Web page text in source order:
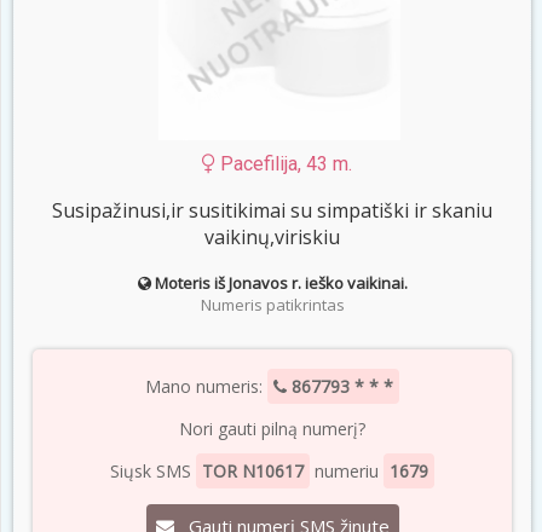
Pacefilija, 43 m.
Susipažinusi,ir susitikimai su simpatiški ir skaniu
vaikinų,viriskiu
Moteris iš Jonavos r. ieško vaikinai.
Numeris patikrintas
Mano numeris:
867793 * * *
Nori gauti pilną numerį?
Siųsk SMS TOR N10617 numeriu 1679
Gauti numerį SMS žinute